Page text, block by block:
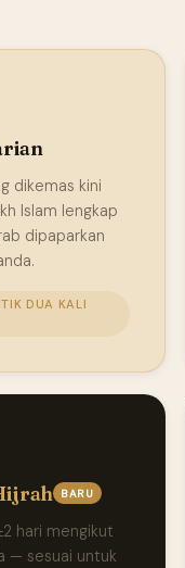
dikemas kini
Islam lengkap
dipaparkan
DUA KALI
BARU
hari mengikut
— sesuai untuk